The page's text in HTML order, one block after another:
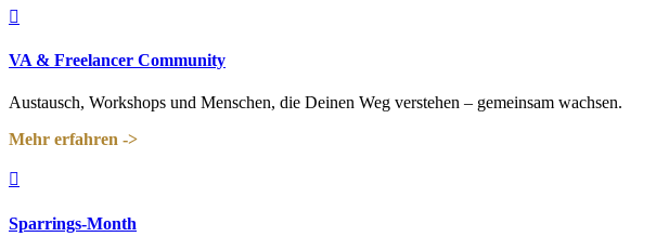

VA & Freelancer Community
Austausch, Workshops und Menschen, die Deinen Weg verstehen – gemeinsam wachsen.
Mehr erfahren ->

Sparrings-Month